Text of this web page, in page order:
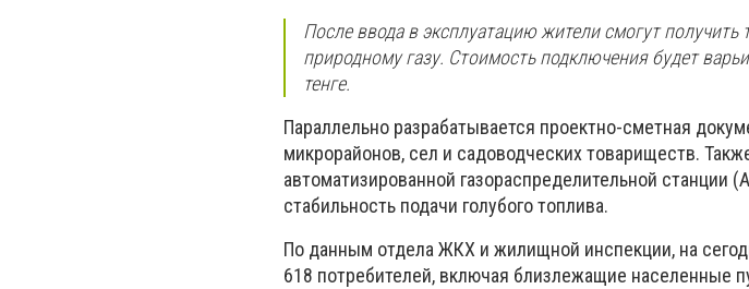
После ввода в эксплуатацию жители смогут
природному газу. Стоимость подключения будет
тенге.
Параллельно разрабатывается проектно-сметная
микрорайонов, сел и садоводческих товариществ.
автоматизированной газораспределительной станции
стабильность подачи голубого топлива.
По данным отдела ЖКХ и жилищной инспекции, на
618 потребителей, включая близлежащие населенные